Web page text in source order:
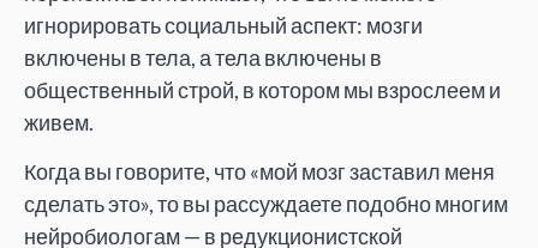
игнорировать социальный аспект: мозги
включены в тела, а тела включены в
общественный строй, в котором мы взрослеем и
живем.
Когда вы говорите, что «мой мозг заставил меня
сделать это», то вы рассуждаете подобно многим
нейробиологам — в редукционистской